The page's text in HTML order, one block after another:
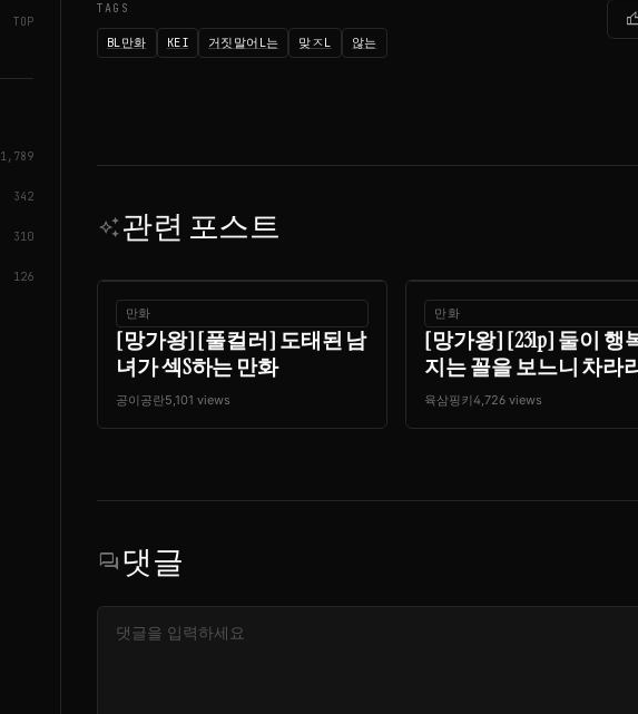
TOP
1,789
342
310
126
TAGS
BL만화 KEI 거짓말어L는 맞ㅈL 않는
auto_awesome관련 포스트
만화
[망가왕] [풀컬러] 도태된 남
녀가 섹S하는 만화
공이공란5,101 views
만화
[망가왕] [231p] 둘이 행
지는 꼴을 보느니 차라
육삼핑키4,726 views
forum댓글